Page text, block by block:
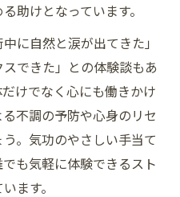
助けとなっています。
に自然と涙が出てきた」
スできた」との体験談もあ
けでなく心にも働きかけ
不調の予防や心身のリセ
。気功のやさしい手当て
も気軽に体験できるスト
ます。